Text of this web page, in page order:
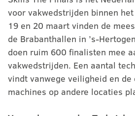
voor vakwedstrijden binnen
19 en 20 maart vinden de
de Brabanthallen in ’s-
doen ruim 600 finalisten mee
vakwedstrijden. Een aantal
vindt vanwege veiligheid en de
machines op andere locaties